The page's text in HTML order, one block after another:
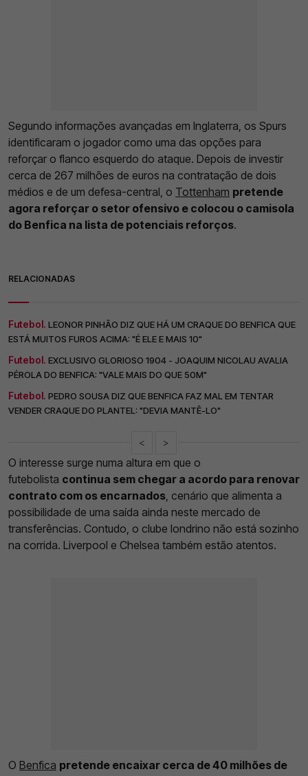
Segundo informações avançadas em Inglaterra, os Spurs
identificaram o jogador como uma das opções para
reforçar o flanco esquerdo do ataque. Depois de investir
cerca de 267 milhões de euros na contratação de dois
médios e de um defesa-central, o Tottenham pretende
agora reforçar o setor ofensivo e colocou o camisola
do Benfica na lista de potenciais reforços.
RELACIONADAS
Futebol. LEONOR PINHÃO DIZ QUE HÁ UM CRAQUE DO BENFICA QUE
ESTÁ MUITOS FUROS ACIMA: "É ELE E MAIS 10"
Futebol. EXCLUSIVO GLORIOSO 1904 - JOAQUIM NICOLAU AVALIA
PÉROLA DO BENFICA: "VALE MAIS DO QUE 50M"
Futebol. PEDRO SOUSA DIZ QUE BENFICA FAZ MAL EM TENTAR
VENDER CRAQUE DO PLANTEL: "DEVIA MANTÊ-LO"
< >
O interesse surge numa altura em que o
futebolista continua sem chegar a acordo para renovar
contrato com os encarnados , cenário que alimenta a
possibilidade de uma saída ainda neste mercado de
transferências. Contudo, o clube londrino não está sozinho
na corrida. Liverpool e Chelsea também estão atentos.
O Benfica pretende encaixar cerca de 40 milhões de